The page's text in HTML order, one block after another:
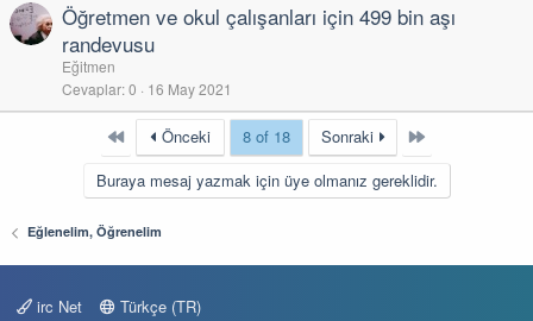
Öğretmen ve okul çalışanları için 499 bin aşı
randevusu
Eğitmen
Cevaplar 0 16 May 2021
First Önceki 8 of 18 Sonraki
Last
Buraya mesaj yazmak için üye olmanız gereklidir.
Eğlenelim, Öğrenelim
irc Net
Türkçe (TR)